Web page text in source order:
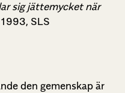
sig jättemycket när
SLS
den gemenskap är